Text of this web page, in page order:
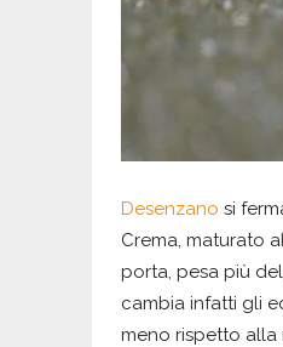
Desenzano si
Crema, maturato
porta, pesa più
cambia infatti gli
meno rispetto alla